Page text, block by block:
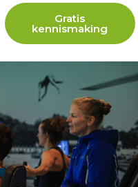
Gratis
kennismaking